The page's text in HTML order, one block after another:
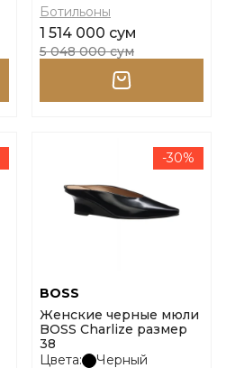
Ботильоны
1 514 000 сум
5 048 000 сум
-30%
BOSS
Женские черные мюли
BOSS Charlize размер
38
Цвета:
Черный